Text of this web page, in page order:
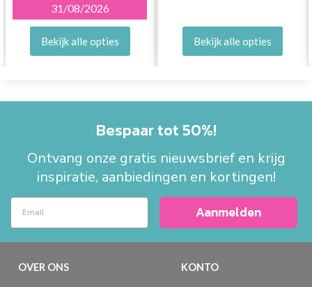
31/08/2026
Bekijk alle opties Bekijk alle opties
Bespaar tot 50%!
Ontvang onze gratis nieuwsbrief en krijg
inspiratie, aanbiedingen en kortingen!
Aanmelden
OVER ONS KONTO